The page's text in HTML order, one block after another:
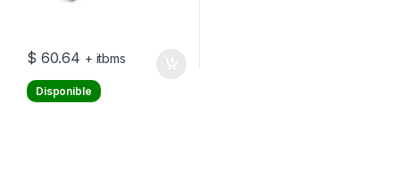
$ 60.64 + itbms
Disponible